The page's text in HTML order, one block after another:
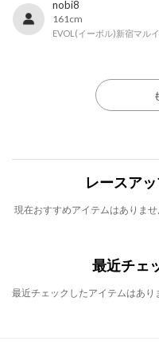
nobi8
161cm
EVOL(イーボル)新宿マル
レースア
現在おすすめアイテムはありませ
最近チェ
最近チェックしたアイテムはあり